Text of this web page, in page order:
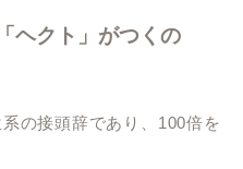
ヘクト」がつくの
の接頭辞であり、100倍を